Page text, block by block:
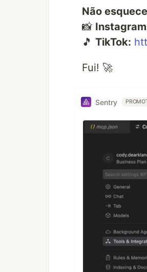
Não
📸
🎵 TikTok:
Fui! 🚀
Sentry